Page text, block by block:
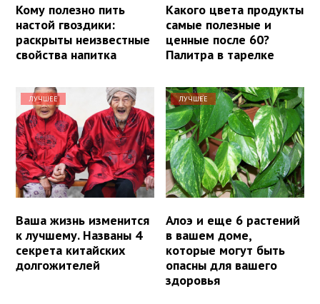
Кому полезно пить
настой гвоздики:
раскрыты неизвестные
свойства напитка
Какого цвета продукты
самые полезные и
ценные после 60?
Палитра в тарелке
ЛУЧШЕЕ
Ваша жизнь изменится
к лучшему. Названы 4
секрета китайских
долгожителей
ЛУЧШЕЕ
Алоэ и еще 6 растений
в вашем доме,
которые могут быть
опасны для вашего
здоровья